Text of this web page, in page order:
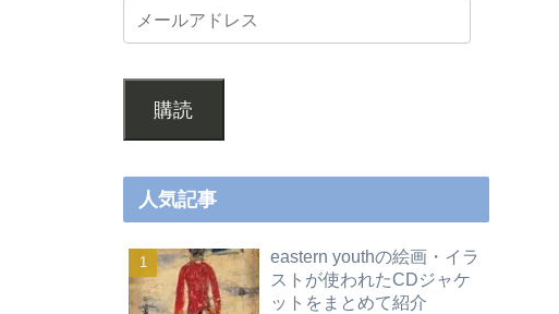
購読
人気記事
eastern youthの絵画・イラ
ストが使われたCDジャケ
ットをまとめて紹介